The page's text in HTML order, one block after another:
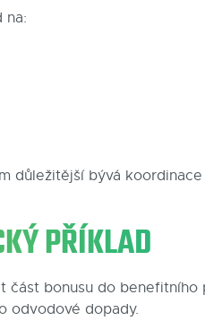
na:
bývá koordinace
PŘÍKLAD
část bonusu do
odvodové dopady.